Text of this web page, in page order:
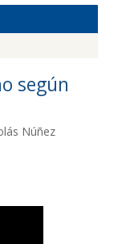
según
Núñez